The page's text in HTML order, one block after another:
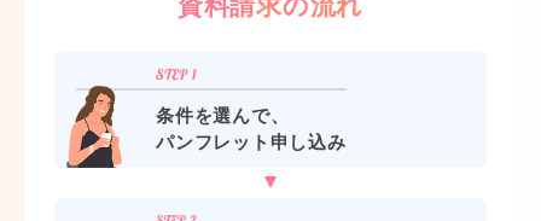
資料請求の流れ
条件を選んで、
パンフレット申し込み